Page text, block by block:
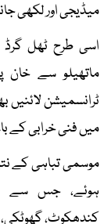
میڈیجی اور لکھی
اسی طرح ٹھل گرڈ
ماتھیلو سے خان
میں فنی خرابی کے
ہوئے، جس سے
کندھکوٹ، گھوٹکی،